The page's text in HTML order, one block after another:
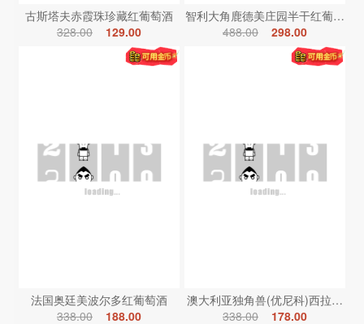
古斯塔夫赤霞珠珍藏红葡萄酒
328.00
129.00
智利大角鹿德美庄园半干红葡萄酒
488.00
298.00
法国奥廷美波尔多红葡萄酒
338.00
188.00
澳大利亚独角兽(优尼科)西拉红葡
338.00
178.00